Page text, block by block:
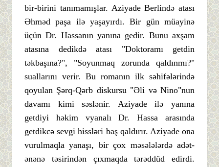
bir-birini tanımamışlar. Aziyade Berlində atası
Əhməd paşa ilə yaşayırdı. Bir gün müayinə
üçün Dr. Hassanın yanına gedir. Bunu axşam
atasına dedikdə atası "Doktoramı getdin
təkbaşına?", "Soyunmaq zorunda qaldınmı?"
suallarını verir. Bu romanın ilk səhifələrində
qoyulan Şərq-Qərb diskursu "Əli və Nino"nun
davamı kimi səslənir. Aziyade ilə yanına
getdiyi həkim vyanalı Dr. Hassa arasında
getdikcə sevgi hissləri baş qaldırır. Aziyade ona
vurulmaqla yanaşı, bir çox məsələlərdə adət-
ənənə təsirindən çıxmaqda tərəddüd edirdi.